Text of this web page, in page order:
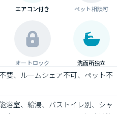
エアコン付き ペット相談可
オートロック 洗面所独立
要、ルームシェア不可、ペット不
浴室、給湯、バストイレ別、シャ